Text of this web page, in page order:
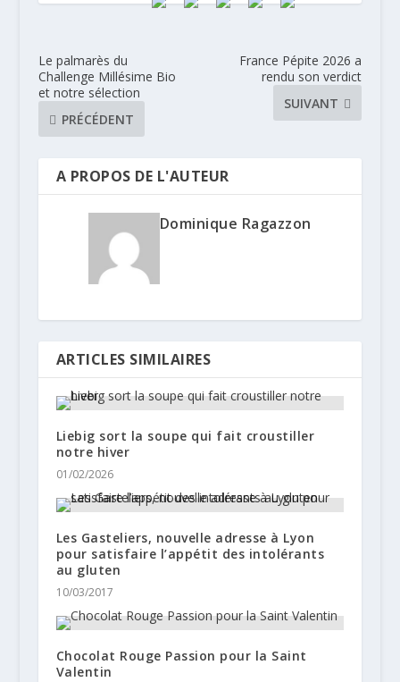
Le palmarès du
Challenge Millésime Bio
et notre sélection
PRÉCÉDENT
France Pépite 2026 a
rendu son verdict
SUIVANT
A PROPOS DE L'AUTEUR
Dominique Ragazzon
ARTICLES SIMILAIRES
Liebig sort la soupe qui fait croustiller
notre hiver
01/02/2026
Les Gasteliers, nouvelle adresse à Lyon
pour satisfaire l’appétit des intolérants
au gluten
10/03/2017
Chocolat Rouge Passion pour la Saint
Valentin